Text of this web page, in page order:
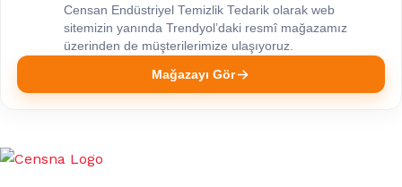
Censan Endüstriyel Temizlik Tedarik olarak web
sitemizin yanında Trendyol’daki resmî mağazamız
üzerinden de müşterilerimize ulaşıyoruz.
Mağazayı Gör